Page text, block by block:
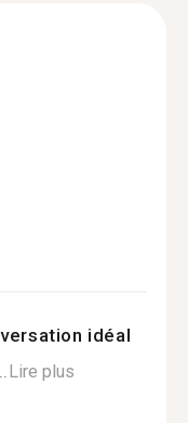
idéal
Lire plus